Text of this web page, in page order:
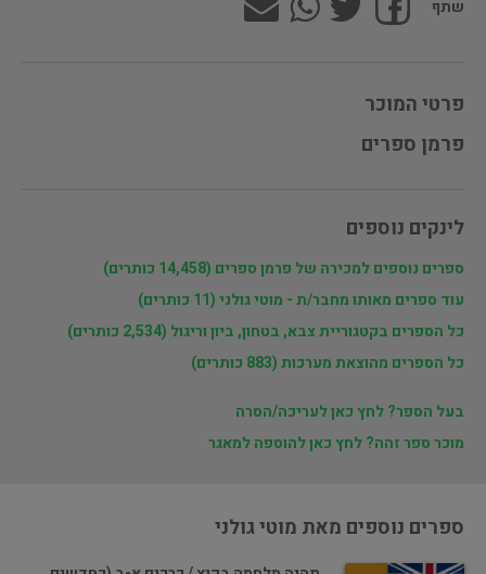
שתף
פרטי המוכר
פרמן ספרים
לינקים נוספים
ספרים נוספים למכירה של פרמן ספרים (14,458 כותרים)
עוד ספרים מאותו מחבר/ת - מוטי גולני (11 כותרים)
כל הספרים בקטגוריית צבא, בטחון, ביון וריגול (2,534 כותרים)
כל הספרים מהוצאת מערכות (883 כותרים)
בעל הספר? לחץ כאן לעריכה/הסרה
מוכר ספר זהה? לחץ כאן להוספה למאגר
ספרים נוספים מאת מוטי גולני